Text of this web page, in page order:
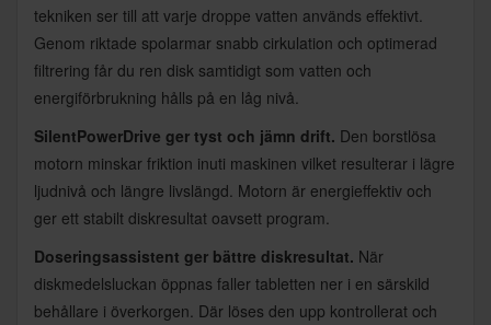
tekniken ser till att varje droppe vatten används effektivt.
Genom riktade spolarmar snabb cirkulation och optimerad
filtrering får du ren disk samtidigt som vatten och
energiförbrukning hålls på en låg nivå.
SilentPowerDrive ger tyst och jämn drift. Den borstlösa
motorn minskar friktion inuti maskinen vilket resulterar i lägre
ljudnivå och längre livslängd. Motorn är energieffektiv och
ger ett stabilt diskresultat oavsett program.
Doseringsassistent ger bättre diskresultat. När
diskmedelsluckan öppnas faller tabletten ner i en särskild
behållare i överkorgen. Där löses den upp kontrollerat och